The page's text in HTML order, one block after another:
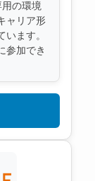
の環境
ャリア形
ます。
参加でき